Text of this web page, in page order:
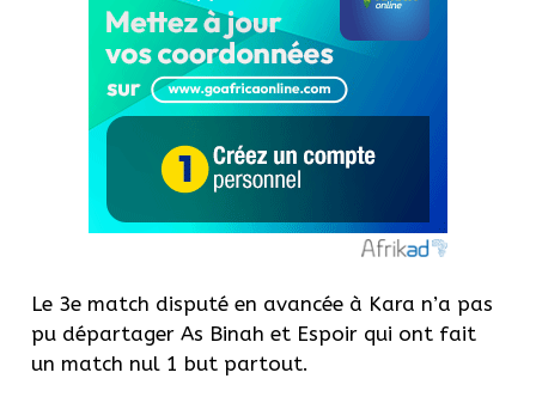
Le 3e match disputé en avancée à Kara n’a pas
pu départager As Binah et Espoir qui ont fait
un match nul 1 but partout.